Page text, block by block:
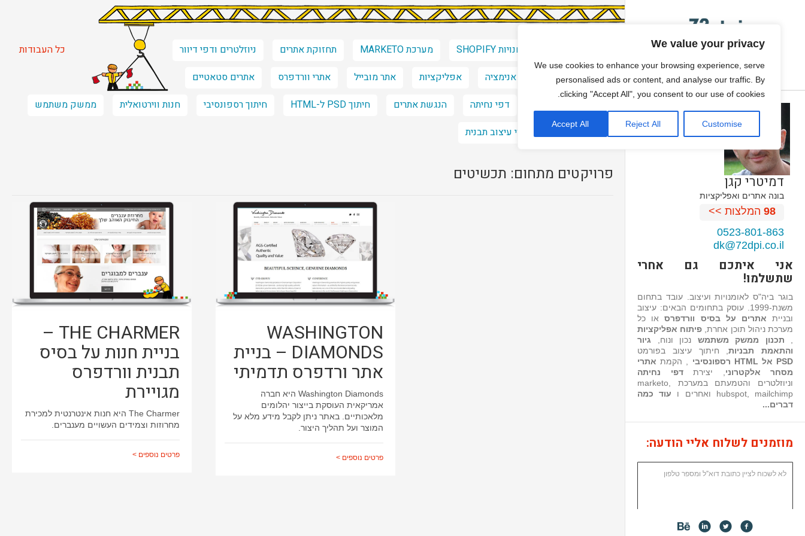
We value your privacy
We use cookies to enhance your browsing experience, serve
personalised ads or content, and analyse our traffic. By
clicking "Accept All", you consent to our use of cookies.
Customise
Reject All
Accept All
דמיטרי קגן
בונה אתרים ואפליקציות
98 המלצות >>
0523-801-863
dk@72dpi.co.il
אני איתכם גם אחרי
שתשלמו!
בוגר ביה"ס לאומנויות ועיצוב. עובד בתחום
משנת-1999. עוסק בתחומים הבאים: עיצוב
ובניית אתרים על בסיס וורדפרסאו כל
מערכת ניהול תוכן אחרת, פיתוח אפליקציות
תכנון ממשק משתמש נכון ונוח, גיור
והתאמת תבניות, חיתוך עיצוב בפורמט
PSD אל HTML רספונסיבי
, הקמת אתרי
מסחר אלקטרוני , יצירתדפי נחיתה
וניוזלטרים והטמעתם במערכת marketo,
hubspot, mailchimp ואחרים ו
עוד כמה
דברים...
מוזמנים לשלוח אליי הודעה:
כל העבודות חנויות SHOPIFY מערכת MARKETO תחזוקת אתרים
ניוזלטרים ודפי דיוור
ONE PAGE SITE
אנימציה אפליקציות אתר מובייל אתרי וורדפרס
אתרים סטאטיים
דפי נחיתה הנגשת אתרים חיתוך PSD ל-HTML חיתוך רספונסיבי חנות ווירטואלית
ממשק משתמש
עיצוב אתרים
שינוי עיצוב תבנית
פרויקטים מתחום: תכשיטים
THE CHARMER –
בניית חנות על בסיס
תבנית וורדפרס
מגויירת
The Charmer היא חנות אינטרנטית למכירת
מחרוזות וצמידים העשויים מענברים.
פרטים נוספים >
WASHINGTON
DIAMONDS – בניית
אתר ורדפרס תדמיתי
Washington Diamonds היא חברה
אמריקאית העוסקת בייצור יהלומים
מלאכותיים. באתר ניתן לקבל מידע מלא על
המוצר ועל תהליך היצור.
פרטים נוספים >